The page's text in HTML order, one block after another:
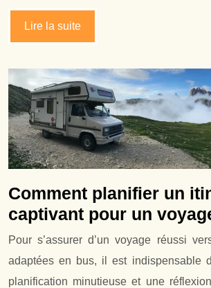
Lire la suite
Comment planifier un
captivant pour un
Pour s’assurer d’un voyage réussi
adaptées en bus, il est indispensable
planification minutieuse et une